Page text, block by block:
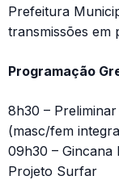
Prefeitura
transmissões em
Programação
8h30 –
(masc/fem
09h30 – Gincana
Projeto Surfar